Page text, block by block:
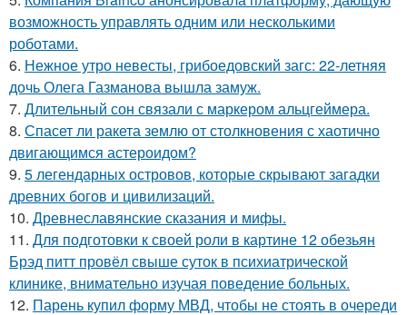
возможность управлять одним или несколькими
роботами.
6. Нежное утро невесты, грибоедовский загс: 22-летняя
дочь Олега Газманова вышла замуж.
7. Длительный сон связали с маркером альцгеймера.
8. Спасет ли ракета землю от столкновения с хаотично
двигающимся астероидом?
9. 5 легендарных островов, которые скрывают загадки
древних богов и цивилизаций.
10. Древнеславянские сказания и мифы.
11. Для подготовки к своей роли в картине 12 обезьян
Брэд питт провёл свыше суток в психиатрической
клинике, внимательно изучая поведение больных.
12. Парень купил форму МВД, чтобы не стоять в очереди